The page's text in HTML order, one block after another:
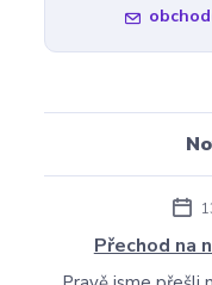
Přechod na